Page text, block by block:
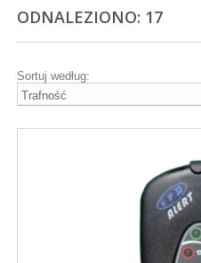
ODNALEZIONO: 17
Sortuj według: